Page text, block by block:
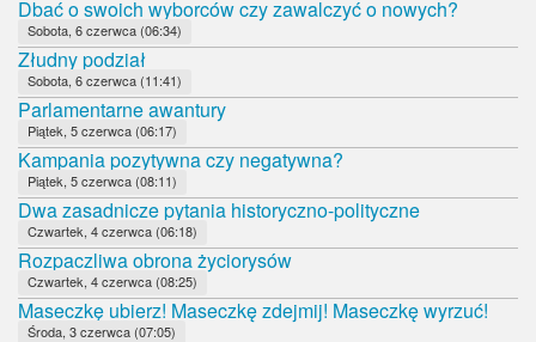
Dbać o swoich wyborców czy zawalczyć o nowych?
Sobota, 6 czerwca (06:34)
Złudny podział
Sobota, 6 czerwca (11:41)
Parlamentarne awantury
Piątek, 5 czerwca (06:17)
Kampania pozytywna czy negatywna?
Piątek, 5 czerwca (08:11)
Dwa zasadnicze pytania historyczno-polityczne
Czwartek, 4 czerwca (06:18)
Rozpaczliwa obrona życiorysów
Czwartek, 4 czerwca (08:25)
Maseczkę ubierz! Maseczkę zdejmij! Maseczkę wyrzuć!
Środa, 3 czerwca (07:05)